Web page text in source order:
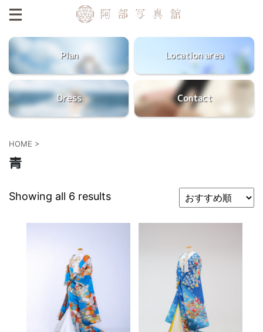
Plan Location area
Dress Contact
HOME >
青
Showing all 6 results